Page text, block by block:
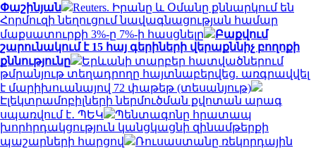
Փաշինյան
Reuters. Իրանը և Օմանը քննարկում են
Հորմուզի նեղուցում նավագնացության համար
մաքսատուրքի 3%-ը 7%-ի հասցնելը
Բաքվում
շարունակում է 15 հայ գերիների վերաքննիչ բողոքի
քննությունը
Երևանի տարբեր հատվածներում
թմրանյութ տեղադրողը հայտնաբերվեց. առգրավվել
է մարիխուանայով 72 փաթեթ (տեսանյութ)
Էլեկտրամոբիլների ներմուծման քվոտան արագ
սպառվում է․ ՊԵԿ
Պենտագոնը հրատապ
խորհրդակցություն կանցկացնի զինամթերքի
պաշարների հարցով
Ռուսաստանը ռեկորդային